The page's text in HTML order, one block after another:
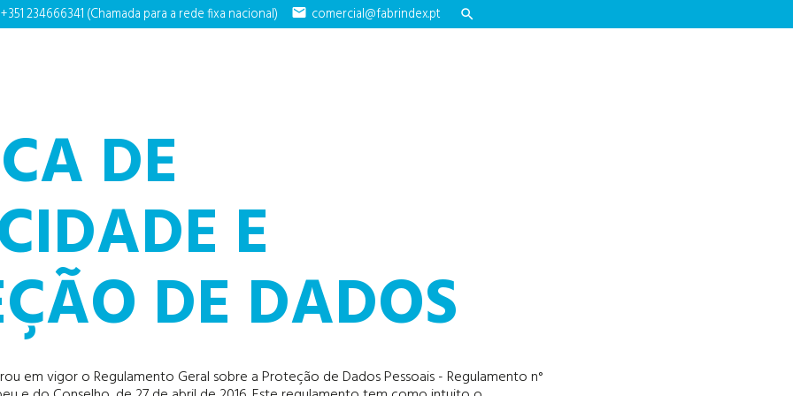
+351 234666341 (Chamada para a rede fixa nacional) mail comercial@fabrindex.pt 
DE
E
DE DADOS
em vigor o Regulamento Geral sobre a Proteção de Dados Pessoais - Regulamento n°